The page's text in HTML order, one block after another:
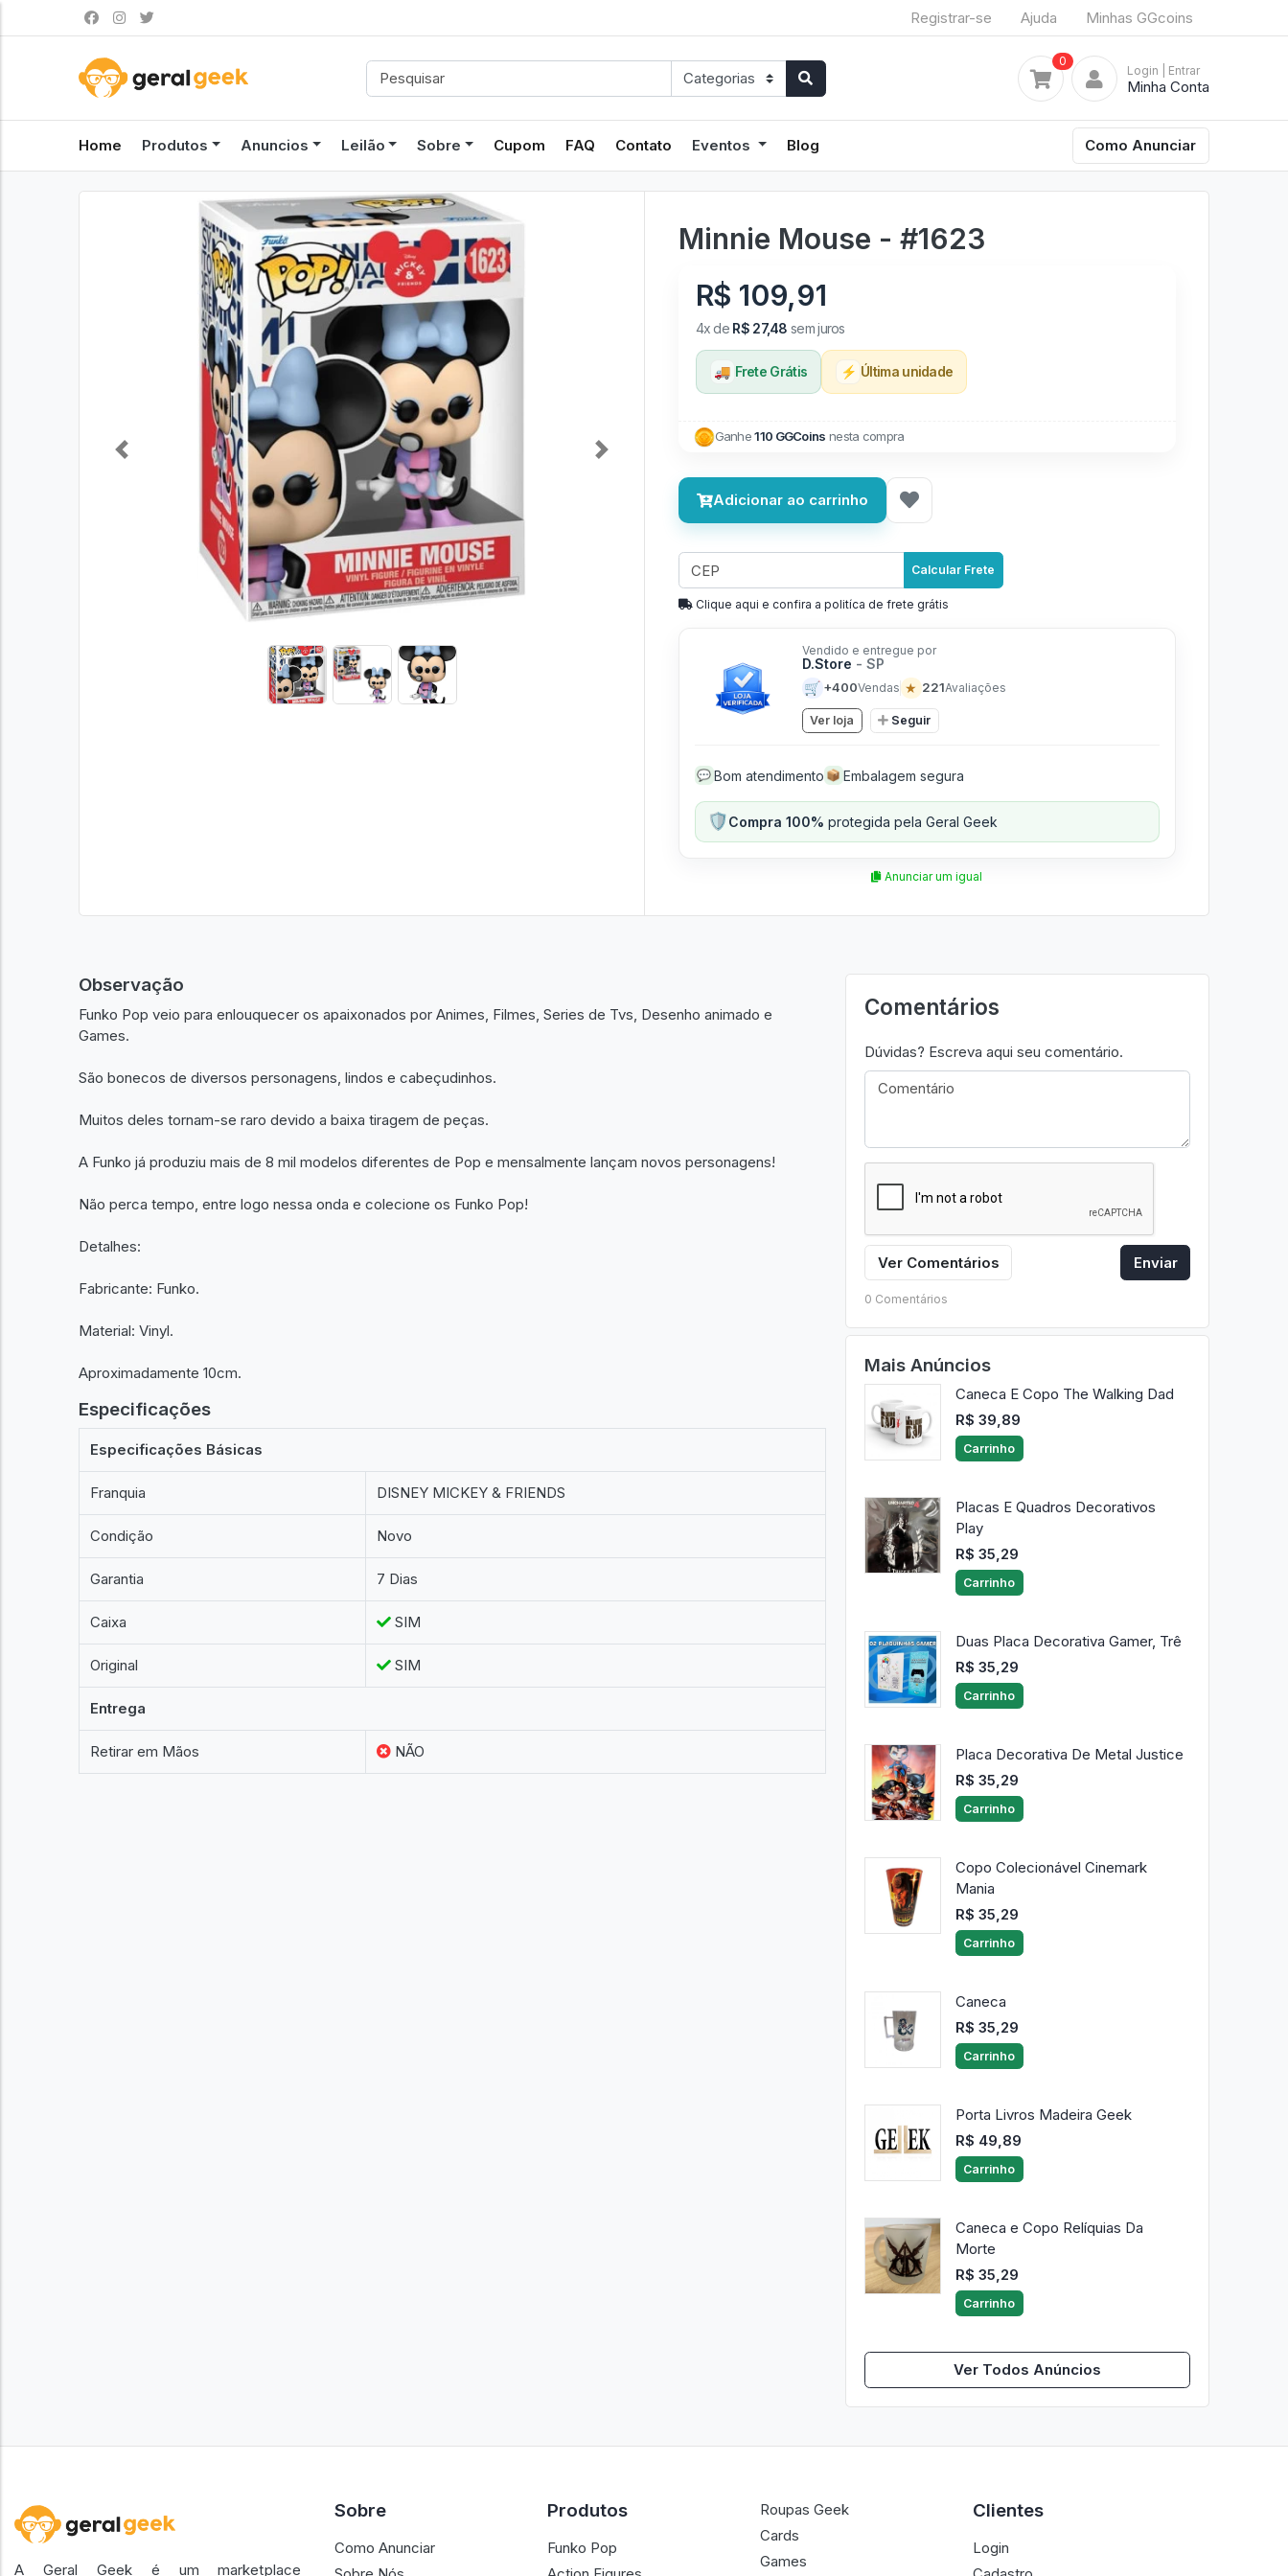
Registrar-se Ajuda Minhas GGcoins
0
Login | Entrar
Minha Conta
Home Produtos Anuncios Leilão Sobre Cupom FAQ Contato Eventos Blog Como Anunciar
Previous Next
Minnie Mouse - #1623
R$ 109,91
4x de R$ 27,48 sem juros
🚚 Frete Grátis ⚡ Última unidade
Ganhe110 GGCoins nesta compra
Adicionar ao carrinho
Calcular Frete
Clique aqui e confira a politíca de frete grátis
Vendido e entregue por
D.Store - SP
🛒 +400Vendas ★ 221Avaliações
Ver loja Seguir
💬 Bom atendimento 📦 Embalagem segura
🛡️Compra 100% protegida pela Geral Geek
Anunciar um igual
Observação
Funko Pop veio para enlouquecer os apaixonados por Animes, Filmes, Series de Tvs, Desenho animado e
Games.
São bonecos de diversos personagens, lindos e cabeçudinhos.
Muitos deles tornam-se raro devido a baixa tiragem de peças.
A Funko já produziu mais de 8 mil modelos diferentes de Pop e mensalmente lançam novos personagens!
Não perca tempo, entre logo nessa onda e colecione os Funko Pop!
Detalhes:
Fabricante: Funko.
Material: Vinyl.
Aproximadamente 10cm.
Especificações
Especificações Básicas
Franquia DISNEY MICKEY & FRIENDS
Condição Novo
Garantia 7 Dias
Caixa SIM
Original SIM
Entrega
Retirar em Mãos NÃO
Comentários
Dúvidas? Escreva aqui seu comentário.
Ver Comentários Enviar
0 Comentários
Mais Anúncios
Caneca E Copo The Walking Dad
R$ 39,89
Carrinho
Placas E Quadros Decorativos
Play
R$ 35,29
Carrinho
Duas Placa Decorativa Gamer, Trê
R$ 35,29
Carrinho
Placa Decorativa De Metal Justice
R$ 35,29
Carrinho
Copo Colecionável Cinemark
Mania
R$ 35,29
Carrinho
Caneca
R$ 35,29
Carrinho
Porta Livros Madeira Geek
R$ 49,89
Carrinho
Caneca e Copo Relíquias Da
Morte
R$ 35,29
Carrinho
Ver Todos Anúncios
A Geral Geek é um marketplace
Sobre
Como Anunciar
Produtos
Funko Pop
Roupas Geek
Cards
Games
Clientes
Login